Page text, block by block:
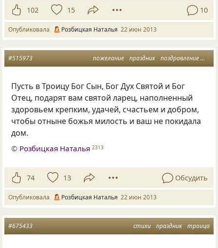
102 15 10
Опубликовала Розбицкая Наталья 22 июн 2013
пожелание праздник поздравление
#515973
Пусть в Троицу Бог Сын, Бог Дух Святой и Бог
Отец, подарят вам святой ларец, наполненный
здоровьем крепким, удачей, счастьем и добром,
чтобы отныне божья милость и ваш не покидала
дом.
© Розбицкая Наталья 2313
74 13 Обсудить
Опубликовала Розбицкая Наталья 22 июн 2013
стихи праздник троица
#675433